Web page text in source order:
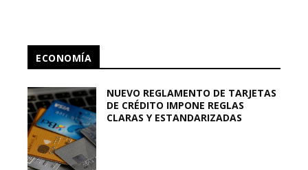
ECONOMÍA
NUEVO REGLAMENTO DE TARJETAS
DE CRÉDITO IMPONE REGLAS
CLARAS Y ESTANDARIZADAS